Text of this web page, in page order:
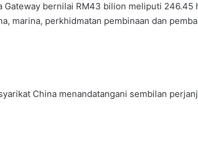
bernilai RM43 bilion meliputi
marina, perkhidmatan pembinaan dan
China menandatangani sembilan